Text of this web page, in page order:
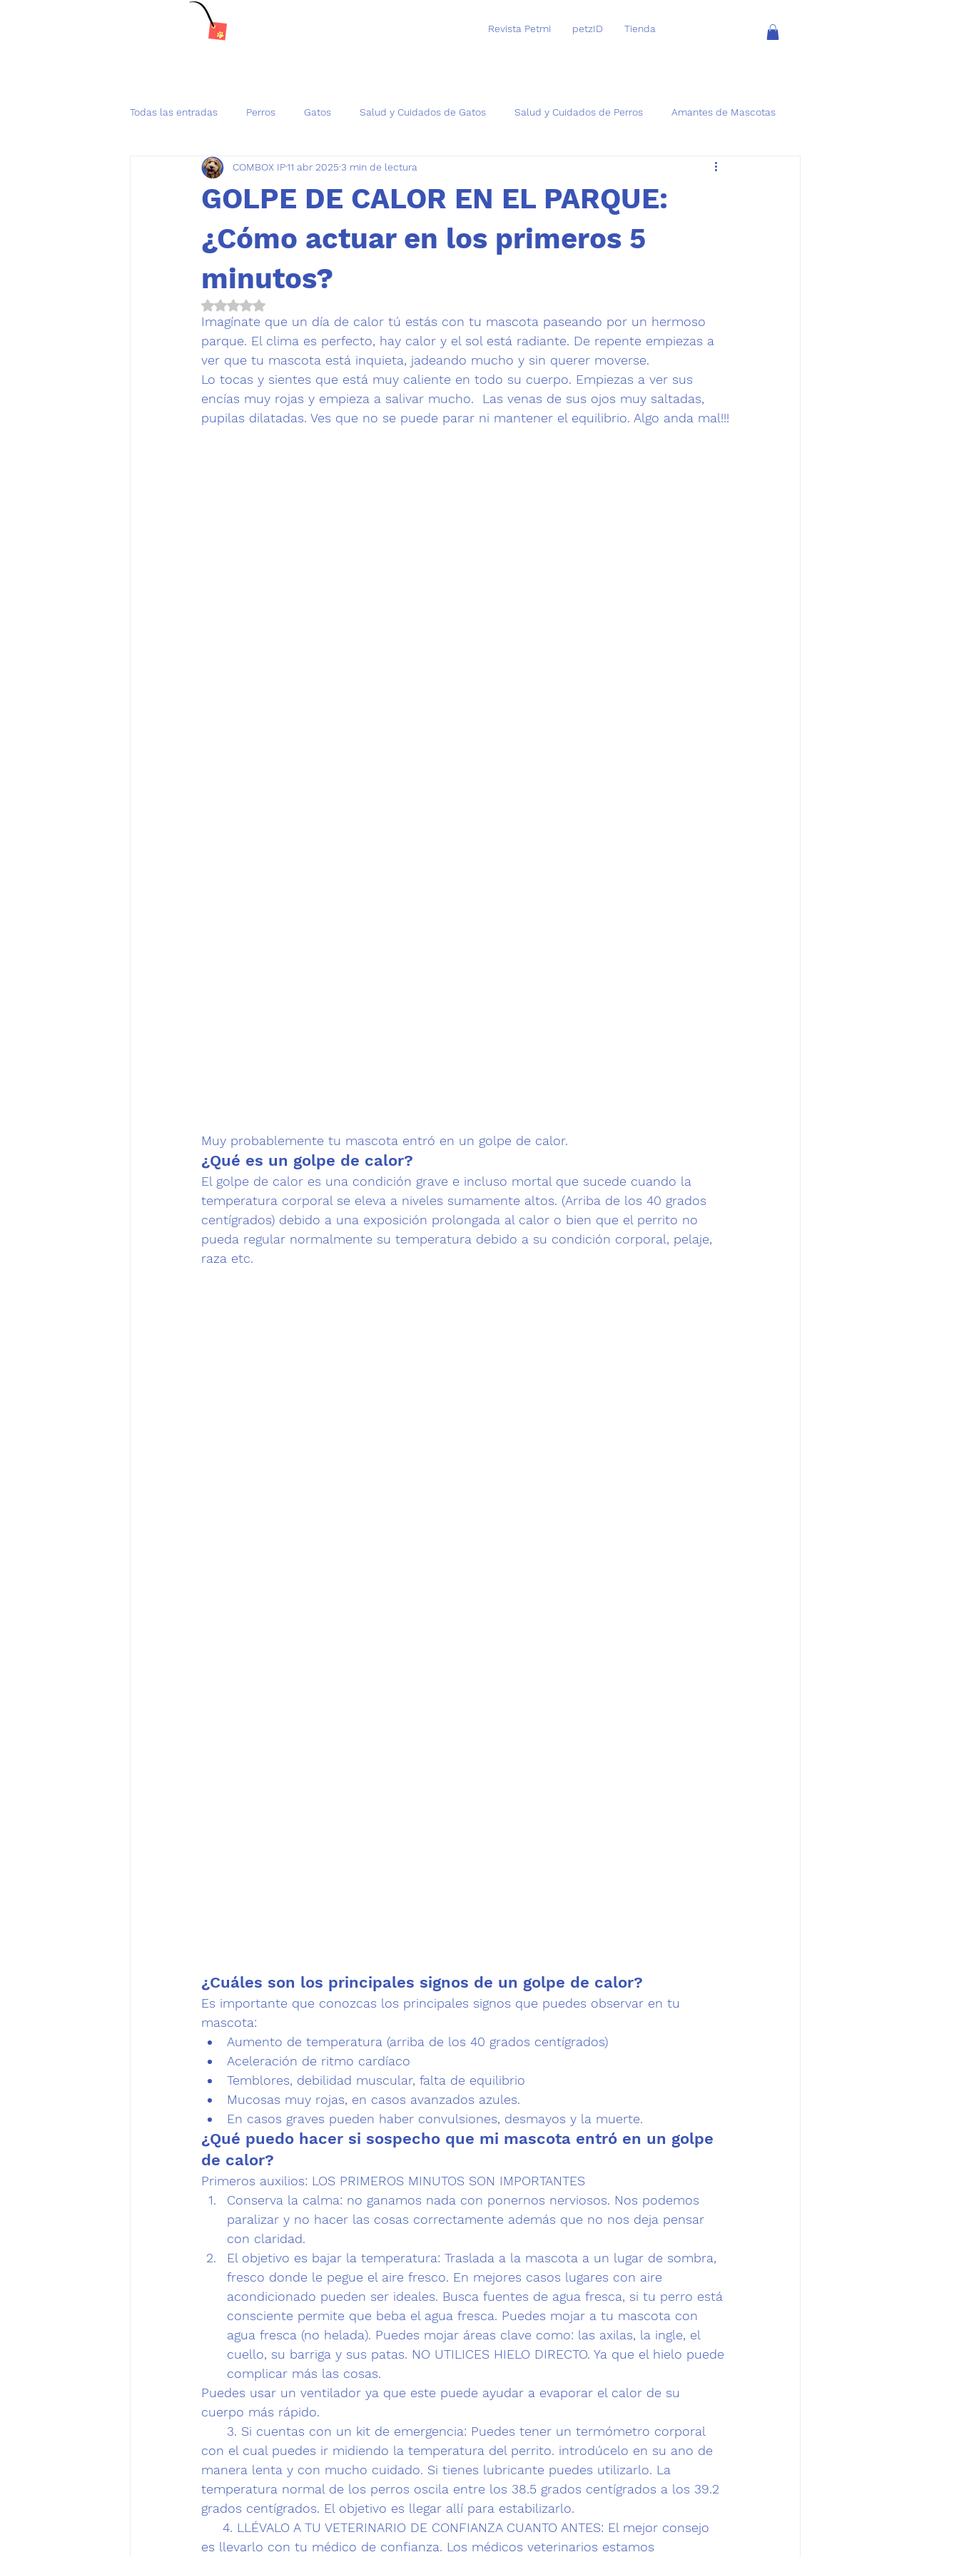
Revista Petmi petzID Tienda
Todas las entradas Perros Gatos Salud y Cuidados de Gatos Salud y Cuidados de Perros Amantes de Mascotas
Tenencia Responsable de mascotas
GOLPE DE CALOR EN EL PARQUE:
¿Cómo actuar en los primeros 5
minutos?
COMBOX IP11 abr 2025 3 min de lectura
Obtuvo NaN de 5 estrellas.
Imagínate que un día de calor tú estás con tu mascota paseando por un hermoso
parque. El clima es perfecto, hay calor y el sol está radiante. De repente empiezas a
ver que tu mascota está inquieta, jadeando mucho y sin querer moverse.
Lo tocas y sientes que está muy caliente en todo su cuerpo. Empiezas a ver sus
encías muy rojas y empieza a salivar mucho.  Las venas de sus ojos muy saltadas,
pupilas dilatadas. Ves que no se puede parar ni mantener el equilibrio. Algo anda mal!!!
Muy probablemente tu mascota entró en un golpe de calor.
¿Qué es un golpe de calor?
El golpe de calor es una condición grave e incluso mortal que sucede cuando la
temperatura corporal se eleva a niveles sumamente altos. (Arriba de los 40 grados
centígrados) debido a una exposición prolongada al calor o bien que el perrito no
pueda regular normalmente su temperatura debido a su condición corporal, pelaje,
raza etc.
¿Cuáles son los principales signos de un golpe de calor?
Es importante que conozcas los principales signos que puedes observar en tu
mascota:
Aumento de temperatura (arriba de los 40 grados centígrados)
Aceleración de ritmo cardíaco
Temblores, debilidad muscular, falta de equilibrio
Mucosas muy rojas, en casos avanzados azules.
En casos graves pueden haber convulsiones, desmayos y la muerte.
¿Qué puedo hacer si sospecho que mi mascota entró en un golpe
de calor?
Primeros auxilios: LOS PRIMEROS MINUTOS SON IMPORTANTES
Conserva la calma: no ganamos nada con ponernos nerviosos. Nos podemos
paralizar y no hacer las cosas correctamente además que no nos deja pensar
con claridad.
El objetivo es bajar la temperatura: Traslada a la mascota a un lugar de sombra,
fresco donde le pegue el aire fresco. En mejores casos lugares con aire
acondicionado pueden ser ideales. Busca fuentes de agua fresca, si tu perro está
consciente permite que beba el agua fresca. Puedes mojar a tu mascota con
agua fresca (no helada). Puedes mojar áreas clave como: las axilas, la ingle, el
cuello, su barriga y sus patas. NO UTILICES HIELO DIRECTO. Ya que el hielo puede
complicar más las cosas.
Puedes usar un ventilador ya que este puede ayudar a evaporar el calor de su
cuerpo más rápido.
      3.
Si cuentas con un kit de emergencia: Puedes tener un termómetro corporal
con el cual puedes ir midiendo la temperatura del perrito. introdúcelo en su ano de
manera lenta y con mucho cuidado. Si tienes lubricante puedes utilizarlo. La
temperatura normal de los perros oscila entre los 38.5 grados centígrados a los 39.2
grados centígrados. El objetivo es llegar allí para estabilizarlo.
     4.
LLÉVALO A TU VETERINARIO DE CONFIANZA CUANTO ANTES: El mejor consejo
es llevarlo con tu médico de confianza. Los médicos veterinarios estamos